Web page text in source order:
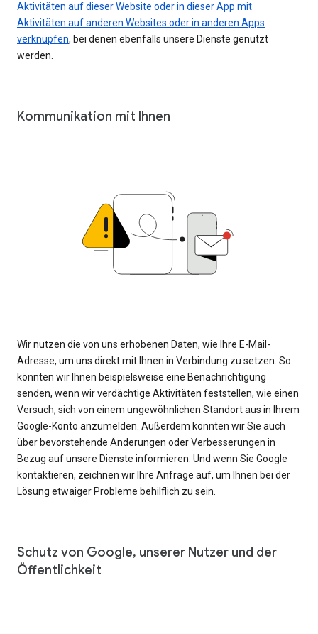
Aktivitäten auf dieser Website oder in dieser App mit
Aktivitäten auf anderen Websites oder in anderen Apps
verknüpfen, bei denen ebenfalls unsere Dienste genutzt
werden.
Kommunikation mit Ihnen
Wir nutzen die von uns erhobenen Daten, wie Ihre E-Mail-
Adresse, um uns direkt mit Ihnen in Verbindung zu setzen. So
könnten wir Ihnen beispielsweise eine Benachrichtigung
senden, wenn wir verdächtige Aktivitäten feststellen, wie einen
Versuch, sich von einem ungewöhnlichen Standort aus in Ihrem
Google-Konto anzumelden. Außerdem könnten wir Sie auch
über bevorstehende Änderungen oder Verbesserungen in
Bezug auf unsere Dienste informieren. Und wenn Sie Google
kontaktieren, zeichnen wir Ihre Anfrage auf, um Ihnen bei der
Lösung etwaiger Probleme behilflich zu sein.
Schutz von Google, unserer Nutzer und der
Öffentlichkeit